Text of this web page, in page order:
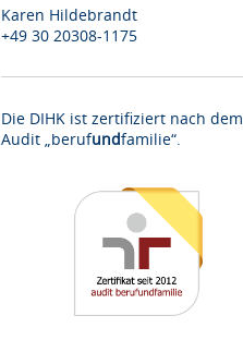
Karen Hildebrandt
+49 30 20308-1175
Die DIHK ist zertifiziert nach dem
Audit „berufundfamilie“.